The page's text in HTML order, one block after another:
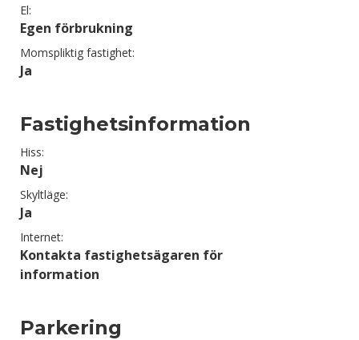
El:
Egen förbrukning
Momspliktig fastighet:
Ja
Fastighetsinformation
Hiss:
Nej
Skyltläge:
Ja
Internet:
Kontakta fastighetsägaren för
information
Parkering